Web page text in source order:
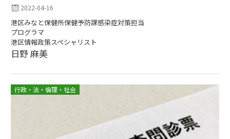
2022-04-16
港区みなと保健所保健予防課感染症対策担当
プログラマ
港区情報政策スペシャリスト
日野 麻美
行政・法・倫理・社会